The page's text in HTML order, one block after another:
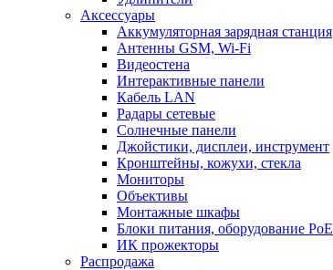
Аксессуары
Аккумуляторная зарядная станция
Антенны GSM, Wi-Fi
Видеостена
Интерактивные панели
Кабель LAN
Радары сетевые
Солнечные панели
Джойстики, дисплеи, инструмент
Кронштейны, кожухи, стекла
Мониторы
Объективы
Монтажные шкафы
Блоки питания, оборудование PoE
ИК прожекторы
Распродажа